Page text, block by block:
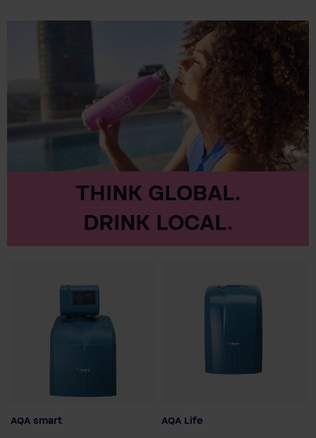
BWT Perla Seta
THINK GLOBAL.
DRINK LOCAL.
AQA smart AQA Life